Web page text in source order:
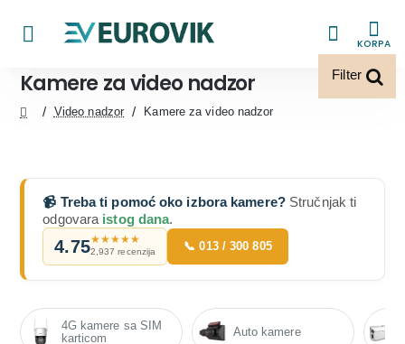
Filter
KORPA
Kamere za video nadzor
Video nadzor Kamere za video nadzor
📹 Treba ti pomoć oko izbora kamere? Stručnjak ti
odgovara istog dana.
4.75★★★★★
2,937 recenzija 📞 013 / 300 805
4G kamere sa SIM
karticom
Auto kamere